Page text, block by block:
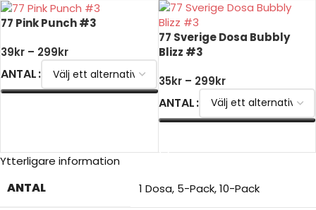
77 Pink Punch #3
39kr – 299kr
ANTAL
77 Sverige Dosa Bubbly
Blizz #3
35kr – 299kr
ANTAL
Ytterligare information
ANTAL 1 Dosa, 5-Pack,10-Pack